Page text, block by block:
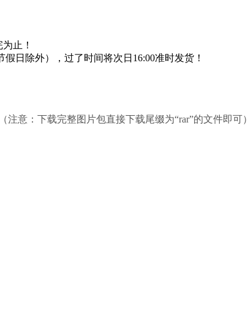
止！
日除外），过了时间将次日16:00准时发货！
（注意：下载完整图片包直接下载尾缀为“rar”的文件即可）